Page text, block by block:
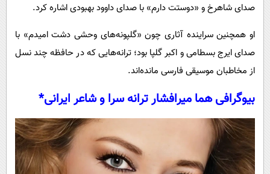
صدای شاهرخ و «دوستت دارم» با صدای داوود بهبودی اشاره کرد.
او همچنین سراینده آثاری چون «گلپونه‌های وحشی دشت امیدم» با
صدای ایرج بسطامی و اکبر گلپا بود؛ ترانه‌هایی که در حافظه چند نسل
از مخاطبان موسیقی فارسی مانده‌اند.
بیوگرافی هما میرافشار ترانه سرا و شاعر ایرانی*